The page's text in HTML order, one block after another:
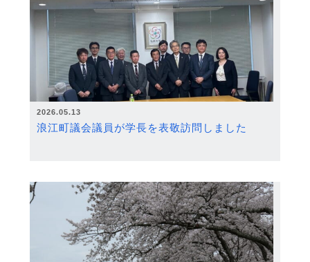
2026.05.13
浪江町議会議員が学長を表敬訪問しました